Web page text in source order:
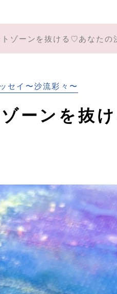
トゾーンを抜ける♡あなたの
セイ〜沙流彩々〜
ーンを抜